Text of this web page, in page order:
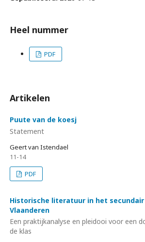
Heel nummer
PDF
Artikelen
Puute van de koesj
Statement
Geert van Istendael
11-14
PDF
Historische literatuur in het
Vlaanderen
Een praktijkanalyse en pleidooi voor een
de klas